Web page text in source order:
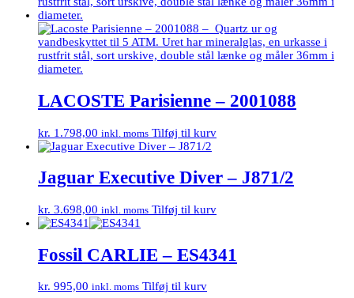
LACOSTE Parisienne – 2001088
kr. 1.798,00 inkl. moms Tilføj til kurv
Jaguar Executive Diver – J871/2
kr. 3.698,00 inkl. moms Tilføj til kurv
Fossil CARLIE – ES4341
kr. 995,00 inkl. moms Tilføj til kurv